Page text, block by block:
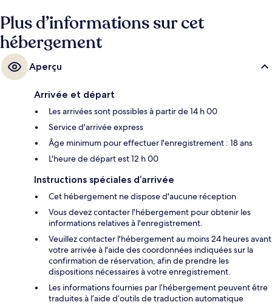
Plus d’informations sur cet
hébergement
Aperçu
Arrivée et départ
Les arrivées sont possibles à partir de 14 h 00
Service d'arrivée express
Âge minimum pour effectuer l'enregistrement : 18 ans
L'heure de départ est 12 h 00
Instructions spéciales d’arrivée
Cet hébergement ne dispose d'aucune réception
Vous devez contacter l'hébergement pour obtenir les
informations relatives à l'enregistrement.
Veuillez contacter l'hébergement au moins 24 heures avant
votre arrivée à l'aide des coordonnées indiquées sur la
confirmation de réservation, afin de prendre les
dispositions nécessaires à votre enregistrement.
Les informations fournies par l’hébergement peuvent être
traduites à l’aide d’outils de traduction automatique